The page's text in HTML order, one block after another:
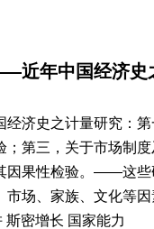
近年中国经济史
济史之计量研究：
第三，关于市场制
果性检验。——这些
场、家族、文化等因
斯密增长 国家能力